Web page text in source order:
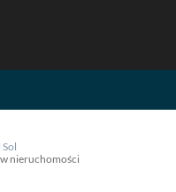
nieruchomości